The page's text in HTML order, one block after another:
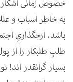
خصوص زمانی
به خاطر اسباب و
باشد. ارج­گذاریِ
طلبِ طلب­کار را از
بسیار گران­قدر اند!